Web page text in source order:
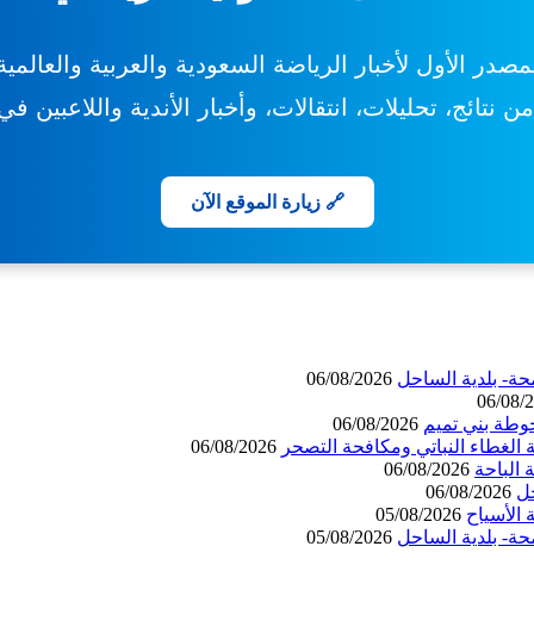
الأول لأخبار الرياضة السعودية والعربية
نتائج، تحليلات، انتقالات، وأخبار الأندية واللاعبين
🔗 زيارة الموقع الآن
بلدية الساحل 06/08/2026
06/08/
بني تميم 06/08/2026
النباتي ومكافحة التصحر 06/08/2026
06/08/2026
06/08/2026
05/08/2026
بلدية الساحل 05/08/2026